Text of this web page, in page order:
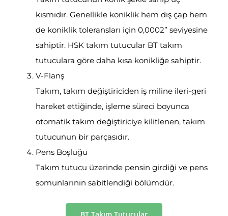
kısmıdır. Genellikle koniklik hem dış çap hem
de koniklik toleransları için 0,0002” seviyesine
sahiptir. HSK takım tutucular BT takım
tutuculara göre daha kısa konikliğe sahiptir.
V-Flanş
Takım, takım değiştiriciden iş miline ileri-geri
hareket ettiğinde, işleme süreci boyunca
otomatik takım değiştiriciye kilitlenen, takım
tutucunun bir parçasıdır.
Pens Boşluğu
Takım tutucu üzerinde pensin girdiği ve pens
somunlarının sabitlendiği bölümdür.
BT Takım Tutucular